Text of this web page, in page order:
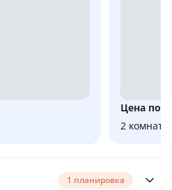
Цена по
2
1 планировка